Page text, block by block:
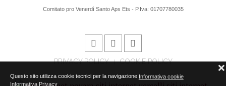
Questo sito utilizza cookie tecnici per la navigazione Informativa cookie
Informativa Privacy
❌
Comitato pro Venerdì Santo Aps Ets - P.Iva: 01707780035
PRIVACY POLICY COOKIE POLICY